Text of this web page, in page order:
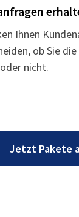
Ihnen
ob Sie
nicht.